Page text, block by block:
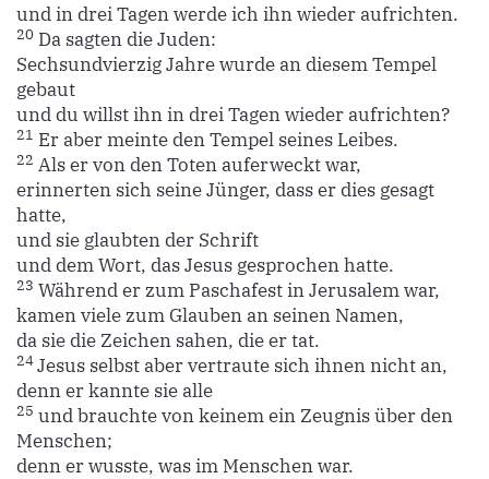
und in drei Tagen werde ich ihn wieder aufrichten.
20 Da sagten die Juden:
Sechsundvierzig Jahre wurde an diesem Tempel
gebaut
und du willst ihn in drei Tagen wieder aufrichten?
21 Er aber meinte den Tempel seines Leibes.
22 Als er von den Toten auferweckt war,
erinnerten sich seine Jünger, dass er dies gesagt
hatte,
und sie glaubten der Schrift
und dem Wort, das Jesus gesprochen hatte.
23 Während er zum Paschafest in Jerusalem war,
kamen viele zum Glauben an seinen Namen,
da sie die Zeichen sahen, die er tat.
24Jesus selbst aber vertraute sich ihnen nicht an,
denn er kannte sie alle
25 und brauchte von keinem ein Zeugnis über den
Menschen;
denn er wusste, was im Menschen war.